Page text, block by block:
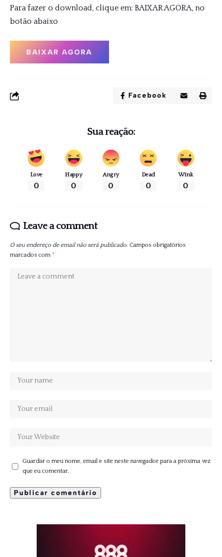
Para fazer o download, clique em: BAIXAR AGORA, no
botão abaixo
BAIXAR AGORA
Facebook
Sua reação:
Love
0
Happy
0
Angry
0
Dead
0
Wink
0
Leave a comment
O seu endereço de email não será publicado. Campos obrigatórios
marcados com *
Guardar o meu nome, email e site neste navegador para a próxima vez
que eu comentar.